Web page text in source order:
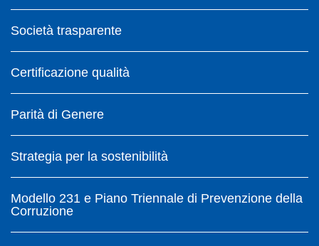
Società trasparente
Certificazione qualità
Parità di Genere
Strategia per la sostenibilità
Modello 231 e Piano Triennale di Prevenzione della
Corruzione